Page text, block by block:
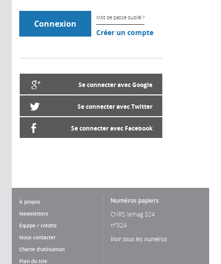
Mot de passe oublié ?
Créer un compte
Se connecter avec Google
Se connecter avec Twitter
Se connecter avec Facebook
À propos
Newsletters
Équipe / crédits
Nous contacter
Charte d'utilisation
Plan du site
Numéros papiers
CNRS lemag 324
n°324
Voir tous les numéros